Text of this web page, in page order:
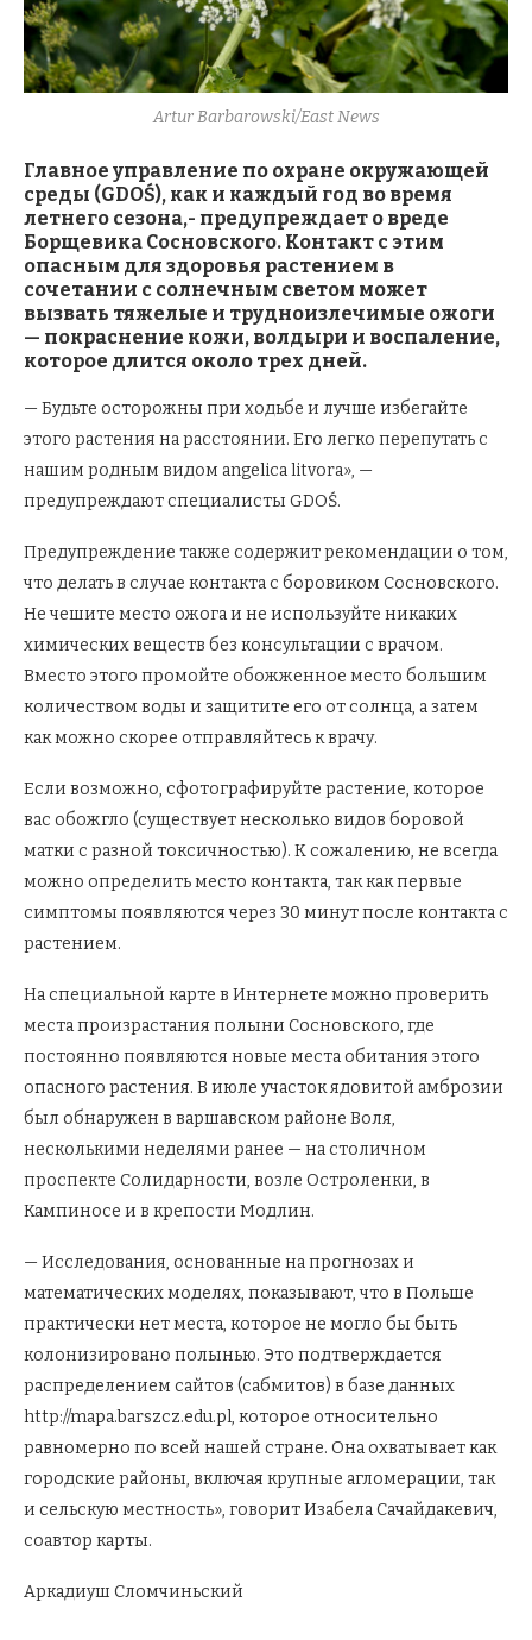
Artur Barbarowski/East News
Главное управление по охране окружающей
среды (GDOŚ), как и каждый год во время
летнего сезона,- предупреждает о вреде
Борщевика Сосновского. Контакт с этим
опасным для здоровья растением в
сочетании с солнечным светом может
вызвать тяжелые и трудноизлечимые ожоги
— покраснение кожи, волдыри и воспаление,
которое длится около трех дней.
— Будьте осторожны при ходьбе и лучше избегайте
этого растения на расстоянии. Его легко перепутать с
нашим родным видом angelica litvora», —
предупреждают специалисты GDOŚ.
Предупреждение также содержит рекомендации о том,
что делать в случае контакта с боровиком Сосновского.
Не чешите место ожога и не используйте никаких
химических веществ без консультации с врачом.
Вместо этого промойте обожженное место большим
количеством воды и защитите его от солнца, а затем
как можно скорее отправляйтесь к врачу.
Если возможно, сфотографируйте растение, которое
вас обожгло (существует несколько видов боровой
матки с разной токсичностью). К сожалению, не всегда
можно определить место контакта, так как первые
симптомы появляются через 30 минут после контакта с
растением.
На специальной карте в Интернете можно проверить
места произрастания полыни Сосновского, где
постоянно появляются новые места обитания этого
опасного растения. В июле участок ядовитой амброзии
был обнаружен в варшавском районе Воля,
несколькими неделями ранее — на столичном
проспекте Солидарности, возле Остроленки, в
Кампиносе и в крепости Модлин.
— Исследования, основанные на прогнозах и
математических моделях, показывают, что в Польше
практически нет места, которое не могло бы быть
колонизировано полынью. Это подтверждается
распределением сайтов (сабмитов) в базе данных
http://mapa.barszcz.edu.pl, которое относительно
равномерно по всей нашей стране. Она охватывает как
городские районы, включая крупные агломерации, так
и сельскую местность», говорит Изабела Сачайдакевич,
соавтор карты.
Аркадиуш Сломчиньский